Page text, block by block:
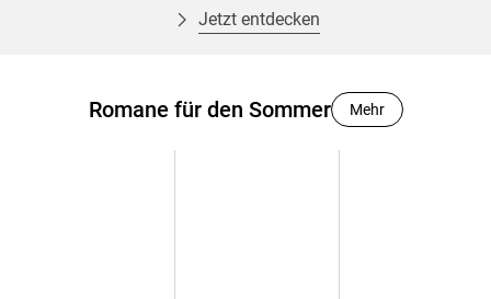
erschaffen und geht dabei sehr rigoros vor, was nicht bei
Bernhardines Küche nicht nur Arbeit, sondern ihre Berufung
Jetzt entdecken
Romane für den Sommer Mehr